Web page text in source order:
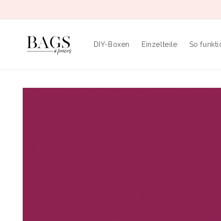
Inhalt
DIY-Boxen Einzelteile So